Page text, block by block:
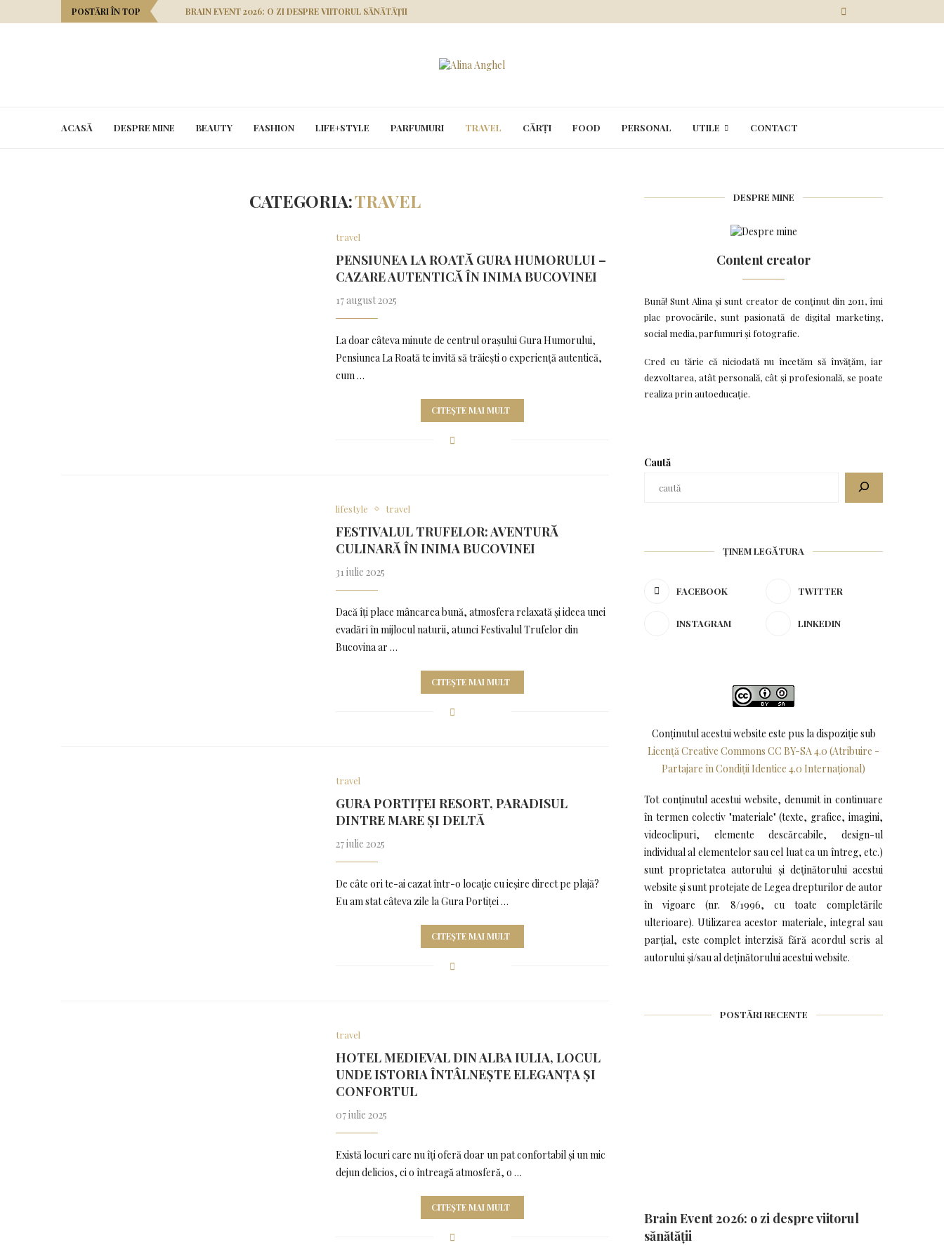
POSTĂRI ÎN TOP BRAIN EVENT 2026: O ZI DESPRE VIITORUL SĂNĂTĂȚII
ACASĂ DESPRE MINE BEAUTY FASHION LIFE+STYLE PARFUMURI TRAVEL CĂRȚI FOOD PERSONAL UTILE CONTACT
CATEGORIA:TRAVEL
travel
PENSIUNEA LA ROATĂ GURA HUMORULUI –
CAZARE AUTENTICĂ ÎN INIMA BUCOVINEI
17 august 2025
La doar câteva minute de centrul orașului Gura Humorului,
Pensiunea La Roată te invită să trăiești o experiență autentică,
cum …
CITEȘTE MAI MULT
lifestyle travel
FESTIVALUL TRUFELOR: AVENTURĂ
CULINARĂ ÎN INIMA BUCOVINEI
31 iulie 2025
Dacă îți place mâncarea bună, atmosfera relaxată și ideea unei
evadări în mijlocul naturii, atunci Festivalul Trufelor din
Bucovina ar …
CITEȘTE MAI MULT
travel
GURA PORTIȚEI RESORT, PARADISUL
DINTRE MARE ȘI DELTĂ
27 iulie 2025
De câte ori te-ai cazat într-o locație cu ieșire direct pe plajă?
Eu am stat câteva zile la Gura Portiței …
CITEȘTE MAI MULT
travel
HOTEL MEDIEVAL DIN ALBA IULIA, LOCUL
UNDE ISTORIA ÎNTÂLNEȘTE ELEGANȚA ȘI
CONFORTUL
07 iulie 2025
Există locuri care nu îți oferă doar un pat confortabil și un mic
dejun delicios, ci o întreagă atmosferă, o …
CITEȘTE MAI MULT
DESPRE MINE
Content creator
Bună! Sunt Alina și sunt creator de conținut din 2011, îmi
plac provocările, sunt pasionată de digital marketing,
social media, parfumuri și fotografie.
Cred cu tărie că niciodată nu încetăm să învățăm, iar
dezvoltarea, atât personală, cât și profesională, se poate
realiza prin autoeducație.
Caută
ȚINEM LEGĂTURA
FACEBOOK TWITTER
INSTAGRAM LINKEDIN
Conținutul acestui website este pus la dispoziţie sub
Licență Creative Commons CC BY-SA 4.0 (Atribuire -
Partajare în Condiții Identice 4.0 Internațional)
Tot conținutul acestui website, denumit in continuare
în termen colectiv "materiale" (texte, grafice, imagini,
videoclipuri, elemente descărcabile, design-ul
individual al elementelor sau cel luat ca un întreg, etc.)
sunt proprietatea autorului și deținătorului acestui
website și sunt protejate de Legea drepturilor de autor
în vigoare (nr. 8/1996, cu toate completările
ulterioare). Utilizarea acestor materiale, integral sau
parțial, este complet interzisă fără acordul scris al
autorului și/sau al deținătorului acestui website.
POSTĂRI RECENTE
Brain Event 2026: o zi despre viitorul
sănătății